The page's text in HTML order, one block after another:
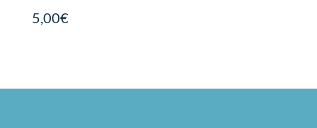
5,00€